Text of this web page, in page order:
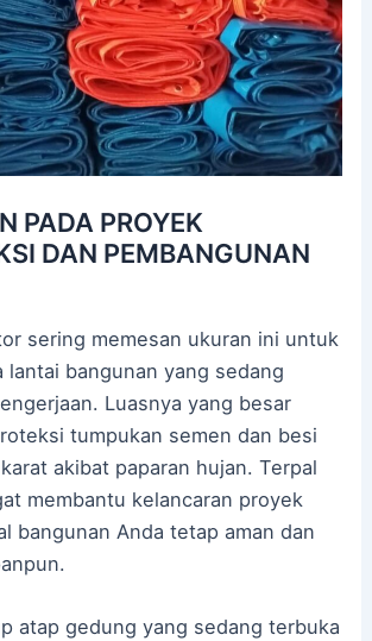
PADA PROYEK
DAN PEMBANGUNAN
sering memesan ukuran ini untuk
lantai bangunan yang sedang
Luasnya yang besar
tumpukan semen dan besi
akibat paparan hujan. Terpal
membantu kelancaran proyek
bangunan Anda tetap aman dan
atap gedung yang sedang terbuka